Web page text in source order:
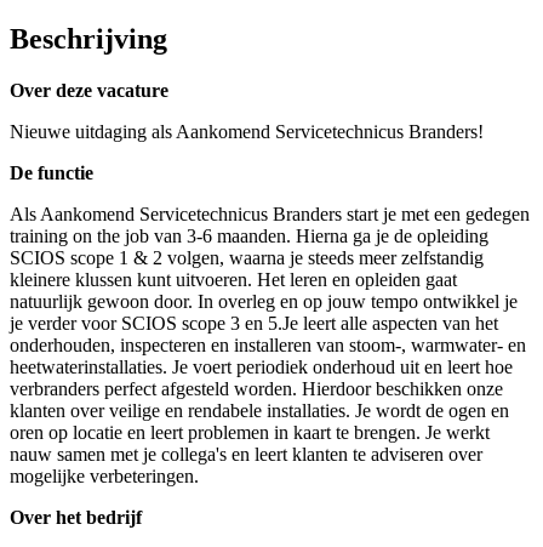
Beschrijving
Over deze vacature
Nieuwe uitdaging als Aankomend Servicetechnicus Branders!
De functie
Als Aankomend Servicetechnicus Branders start je met een gedegen
training on the job van 3-6 maanden. Hierna ga je de opleiding
SCIOS scope 1 & 2 volgen, waarna je steeds meer zelfstandig
kleinere klussen kunt uitvoeren. Het leren en opleiden gaat
natuurlijk gewoon door. In overleg en op jouw tempo ontwikkel je
je verder voor SCIOS scope 3 en 5.Je leert alle aspecten van het
onderhouden, inspecteren en installeren van stoom-, warmwater- en
heetwaterinstallaties. Je voert periodiek onderhoud uit en leert hoe
verbranders perfect afgesteld worden. Hierdoor beschikken onze
klanten over veilige en rendabele installaties. Je wordt de ogen en
oren op locatie en leert problemen in kaart te brengen. Je werkt
nauw samen met je collega's en leert klanten te adviseren over
mogelijke verbeteringen.
Over het bedrijf